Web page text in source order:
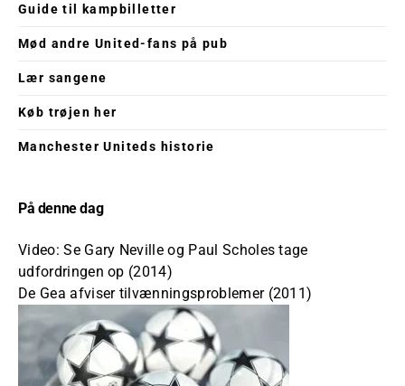
Guide til kampbilletter
Mød andre United-fans på pub
Lær sangene
Køb trøjen her
Manchester Uniteds historie
På denne dag
Video: Se Gary Neville og Paul Scholes tage
udfordringen op (2014)
De Gea afviser tilvænningsproblemer (2011)